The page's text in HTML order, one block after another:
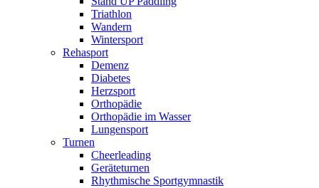
Triathlon
Wandern
Wintersport
Rehasport
Demenz
Diabetes
Herzsport
Orthopädie
Orthopädie im Wasser
Lungensport
Turnen
Cheerleading
Geräteturnen
Rhythmische Sportgymnastik